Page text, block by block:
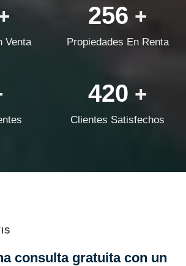
Venta
256 +
Propiedades En Renta
420 +
Clientes Satisfechos
consulta gratuita con un